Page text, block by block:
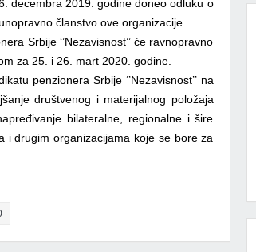
decembra 2019. godine doneo odluku o
članstvo ove organizacije.
Srbije ‘’Nezavisnost’’ će ravnopravno
za 25. i 26. mart 2020. godine.
penzionera Srbije ‘’Nezavisnost’’ na
društvenog i materijalnog položaja
bilateralne, regionalne i šire
i drugim organizacijama koje se bore za